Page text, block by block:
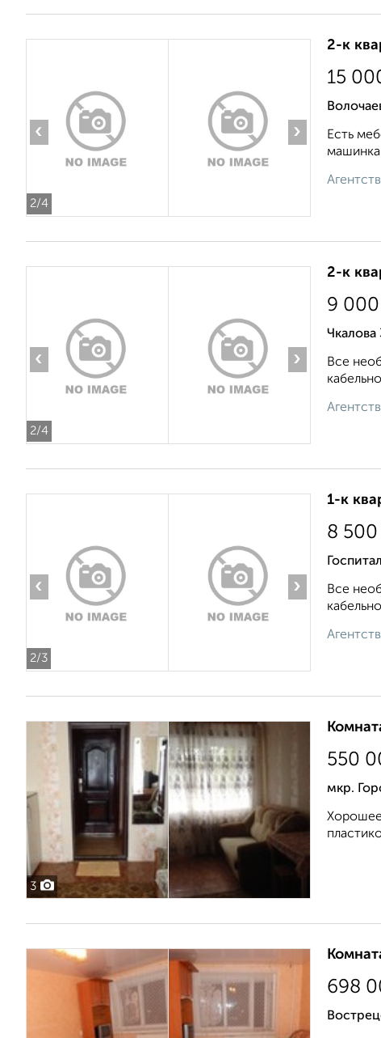
2/4
‹ ›
2-к
15
Есть
машинка
2/4
‹ ›
2-к
9 000
Чкалова
Все
2/3
‹ ›
1-к
8 500
Все
3
550
мкр.
Хорошее
698